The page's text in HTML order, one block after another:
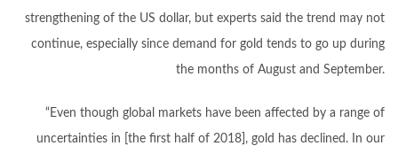
strengthening of the US dollar, but experts said the trend may not
continue, especially since demand for gold tends to go up during
the months of August and September.
“Even though global markets have been affected by a range of
uncertainties in [the first half of 2018], gold has declined. In our